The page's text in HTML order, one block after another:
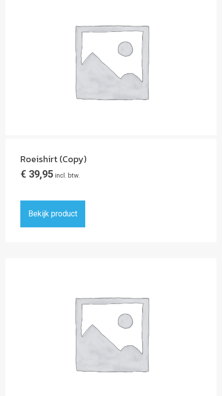
Roeishirt (Copy)
€ 39,95 incl. btw.
Bekijk product